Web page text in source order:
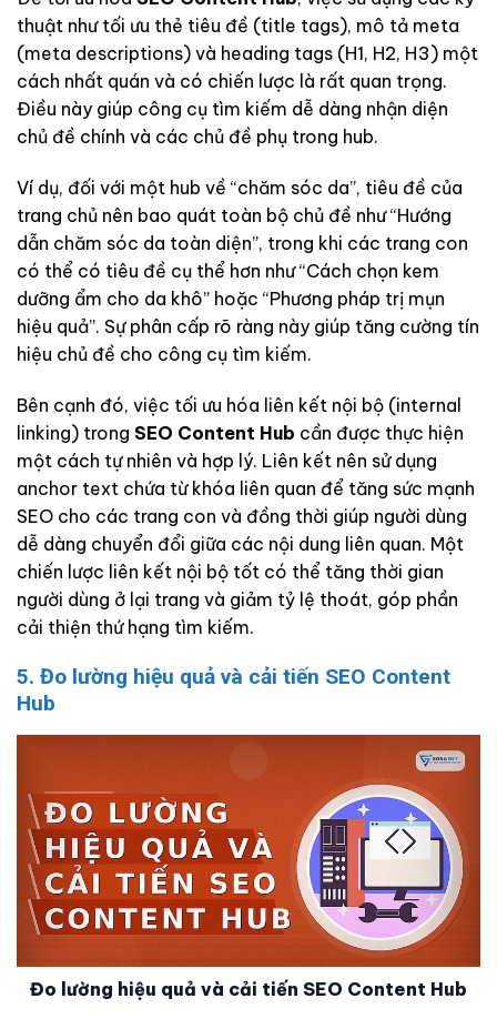
thuật như tối ưu thẻ tiêu đề (title tags), mô tả meta
(meta descriptions) và heading tags (H1, H2, H3) một
cách nhất quán và có chiến lược là rất quan trọng.
Điều này giúp công cụ tìm kiếm dễ dàng nhận diện
chủ đề chính và các chủ đề phụ trong hub.
Ví dụ, đối với một hub về “chăm sóc da”, tiêu đề của
trang chủ nên bao quát toàn bộ chủ đề như “Hướng
dẫn chăm sóc da toàn diện”, trong khi các trang con
có thể có tiêu đề cụ thể hơn như “Cách chọn kem
dưỡng ẩm cho da khô” hoặc “Phương pháp trị mụn
hiệu quả”. Sự phân cấp rõ ràng này giúp tăng cường tín
hiệu chủ đề cho công cụ tìm kiếm.
Bên cạnh đó, việc tối ưu hóa liên kết nội bộ (internal
linking) trong SEO Content Hub cần được thực hiện
một cách tự nhiên và hợp lý. Liên kết nên sử dụng
anchor text chứa từ khóa liên quan để tăng sức mạnh
SEO cho các trang con và đồng thời giúp người dùng
dễ dàng chuyển đổi giữa các nội dung liên quan. Một
chiến lược liên kết nội bộ tốt có thể tăng thời gian
người dùng ở lại trang và giảm tỷ lệ thoát, góp phần
cải thiện thứ hạng tìm kiếm.
5. Đo lường hiệu quả và cải tiến SEO Content
Hub
Đo lường hiệu quả và cải tiến SEO Content Hub